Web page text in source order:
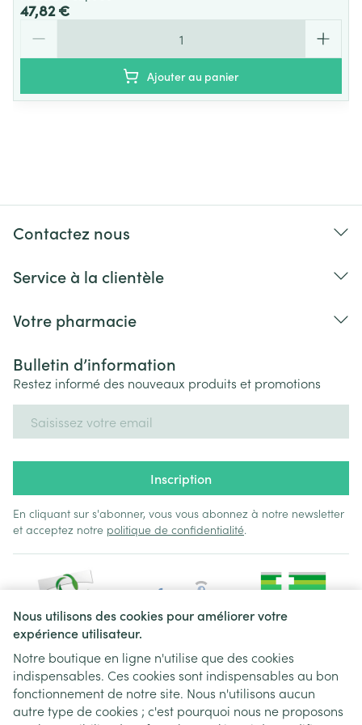
Nous utilisons des cookies pour améliorer votre
expérience utilisateur.
Notre boutique en ligne n'utilise que des cookies
indispensables. Ces cookies sont indispensables au bon
fonctionnement de notre site. Nous n'utilisons aucun
autre type de cookies ; c'est pourquoi nous ne proposons
47,82 €
Ajouter au panier
Contactez nous
Service à la clientèle
Votre pharmacie
Bulletin d’information
Restez informé des nouveaux produits et promotions
Inscription
En cliquant sur s'abonner, vous vous abonnez à notre newsletter
et acceptez notre politique de confidentialité.
Liens légaux